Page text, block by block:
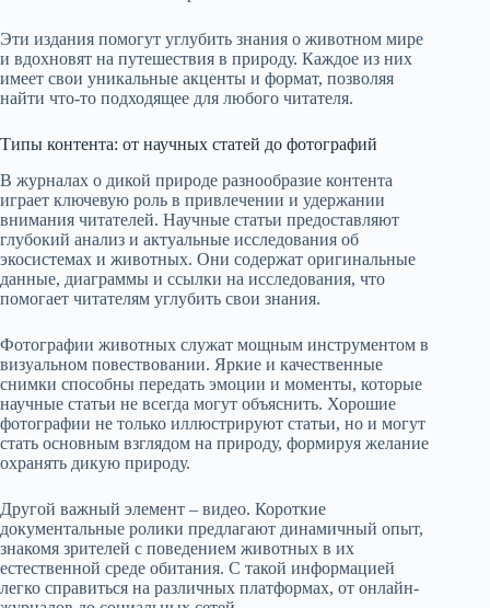
Эти издания помогут углубить знания о животном мире
и вдохновят на путешествия в природу. Каждое из них
имеет свои уникальные акценты и формат, позволяя
найти что-то подходящее для любого читателя.
Типы контента: от научных статей до фотографий
В журналах о дикой природе разнообразие контента
играет ключевую роль в привлечении и удержании
внимания читателей. Научные статьи предоставляют
глубокий анализ и актуальные исследования об
экосистемах и животных. Они содержат оригинальные
данные, диаграммы и ссылки на исследования, что
помогает читателям углубить свои знания.
Фотографии животных служат мощным инструментом в
визуальном повествовании. Яркие и качественные
снимки способны передать эмоции и моменты, которые
научные статьи не всегда могут объяснить. Хорошие
фотографии не только иллюстрируют статьи, но и могут
стать основным взглядом на природу, формируя желание
охранять дикую природу.
Другой важный элемент – видео. Короткие
документальные ролики предлагают динамичный опыт,
знакомя зрителей с поведением животных в их
естественной среде обитания. С такой информацией
легко справиться на различных платформах, от онлайн-